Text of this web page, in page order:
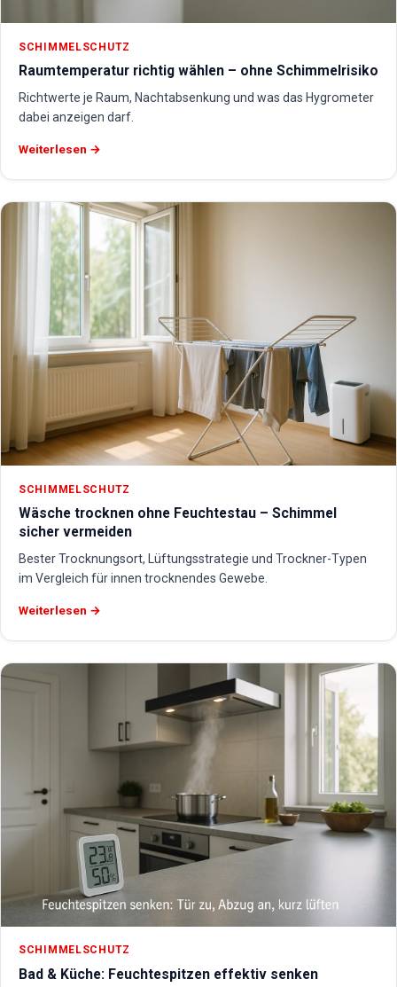
SCHIMMELSCHUTZ
Raumtemperatur richtig wählen – ohne Schimmelrisiko
Richtwerte je Raum, Nachtabsenkung und was das Hygrometer
dabei anzeigen darf.
Weiterlesen →
SCHIMMELSCHUTZ
Wäsche trocknen ohne Feuchtestau – Schimmel
sicher vermeiden
Bester Trocknungsort, Lüftungsstrategie und Trockner-Typen
im Vergleich für innen trocknendes Gewebe.
Weiterlesen →
SCHIMMELSCHUTZ
Bad & Küche: Feuchtespitzen effektiv senken